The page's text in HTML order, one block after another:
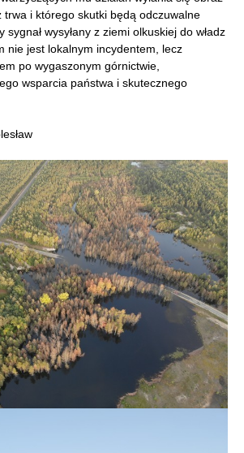
trwa i którego skutki będą odczuwalne
sygnał wysyłany z ziemi olkuskiej do władz
nie jest lokalnym incydentem, lecz
po wygaszonym górnictwie,
wsparcia państwa i skutecznego